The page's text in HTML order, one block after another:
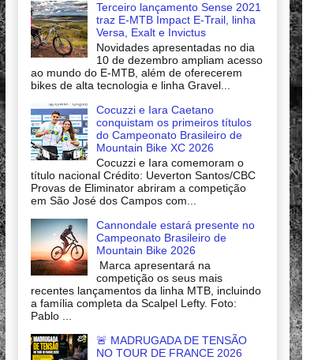
Terceiro lançamento Sense 2021
traz E-MTB Impact E-Trail, linha
Versa, Exalt e Invictus
Novidades apresentadas no dia
10 de dezembro ampliam acesso
ao mundo do E-MTB, além de oferecerem
bikes de alta tecnologia e linha Gravel...
Cocuzzi e Iara Caetano
conquistam os primeiros títulos
do Campeonato Brasileiro de
Mountain Bike XC 2026
Cocuzzi e Iara comemoram o
título nacional Crédito: Ueverton Santos/CBC
Provas de Eliminator abriram a competição
em São José dos Campos com...
Cannondale estará presente no
Campeonato Brasileiro de
Mountain Bike 2026
Marca apresentará na
competição os seus mais
recentes lançamentos da linha MTB, incluindo
a família completa da Scalpel Lefty. Foto:
Pablo ...
🚨 MADRUGADA DE TENSÃO
NO TOUR DE FRANCE 2026